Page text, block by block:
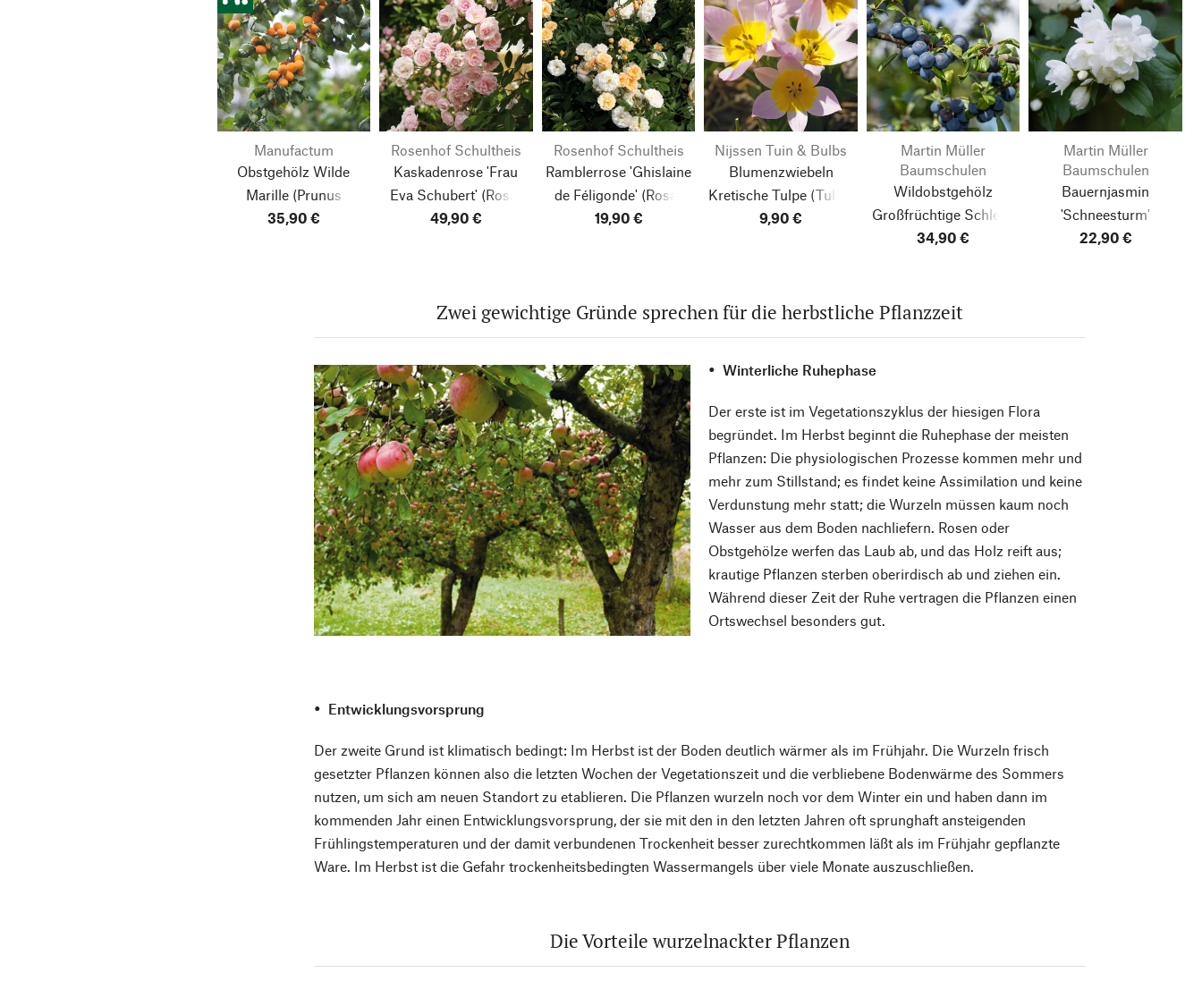
Manufactum
Obstgehölz Wilde
Marille(Prunus
armeniaca)
35,90 €
Rosenhof Schultheis
Kaskadenrose 'Frau
Eva Schubert'(Rosa-
Lambertiana-Hybride)
49,90 €
Rosenhof Schultheis
Ramblerrose 'Ghislaine
de Féligonde' (Rosa-
Multiflora-Hybride)
19,90 €
Nijssen Tuin & Bulbs
Blumenzwiebeln
Kretische Tulpe(Tulipa
saxatilis) (40 Stück)
9,90 €
Martin Müller
Baumschulen
Wildobstgehölz
Großfrüchtige Schlehe
(Prunus spinosa)
34,90 €
Martin Müller
Baumschulen
Bauernjasmin
'Schneesturm'
(Philadelphus
22,90 €
Zwei gewichtige Gründe sprechen für die herbstliche Pflanzzeit
Winterliche Ruhephase
Der erste ist im Vegetationszyklus der hiesigen Flora
begründet. Im Herbst beginnt die Ruhephase der meisten
Pflanzen: Die physiologischen Prozesse kommen mehr und
mehr zum Stillstand; es findet keine Assimilation und keine
Verdunstung mehr statt; die Wurzeln müssen kaum noch
Wasser aus dem Boden nachliefern. Rosen oder
Obstgehölze werfen das Laub ab, und das Holz reift aus;
krautige Pflanzen sterben oberirdisch ab und ziehen ein.
Während dieser Zeit der Ruhe vertragen die Pflanzen einen
Ortswechsel besonders gut.
Entwicklungsvorsprung
Der zweite Grund ist klimatisch bedingt: Im Herbst ist der Boden deutlich wärmer als im Frühjahr. Die Wurzeln frisch
gesetzter Pflanzen können also die letzten Wochen der Vegetationszeit und die verbliebene Bodenwärme des Sommers
nutzen, um sich am neuen Standort zu etablieren. Die Pflanzen wurzeln noch vor dem Winter ein und haben dann im
kommenden Jahr einen Entwicklungsvorsprung, der sie mit den in den letzten Jahren oft sprunghaft ansteigenden
Frühlingstemperaturen und der damit verbundenen Trockenheit besser zurechtkommen läßt als im Frühjahr gepflanzte
Ware. Im Herbst ist die Gefahr trockenheitsbedingten Wassermangels über viele Monate auszuschließen.
Die Vorteile wurzelnackter Pflanzen